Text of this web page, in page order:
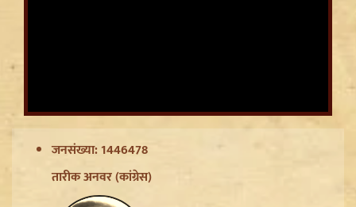
Ladakh Formation Day: शांति और विकास की नई ऊंचाइयों
पर लद्दाख, LG ने PM Modi और Amit Shah का जताया
जनसंख्या: 1446478
तारीक अनवर (कांग्रेस)